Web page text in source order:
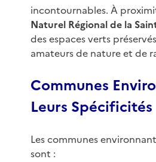
incontournables. À
Naturel Régional de la
des espaces verts
amateurs de nature et de
Communes
Leurs Spécificités
Les communes
sont :